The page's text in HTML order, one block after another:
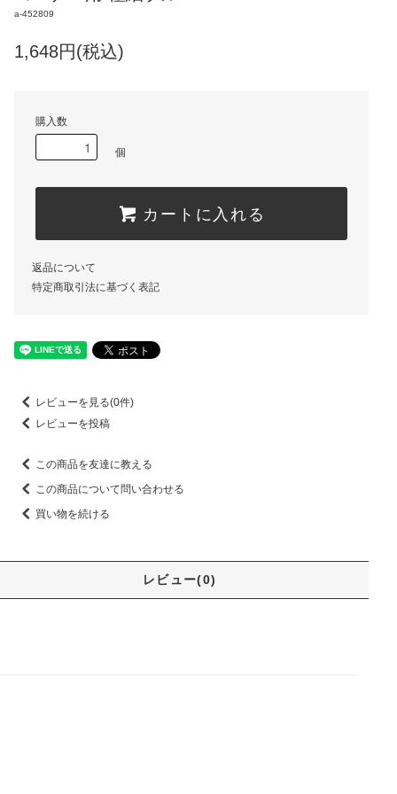
a-452809
1,648円(税込)
購入数
個
カートに入れる
返品について
特定商取引法に基づく表記
レビューを見る(0件)
レビューを投稿
この商品を友達に教える
この商品について問い合わせる
買い物を続ける
レビュー(0)